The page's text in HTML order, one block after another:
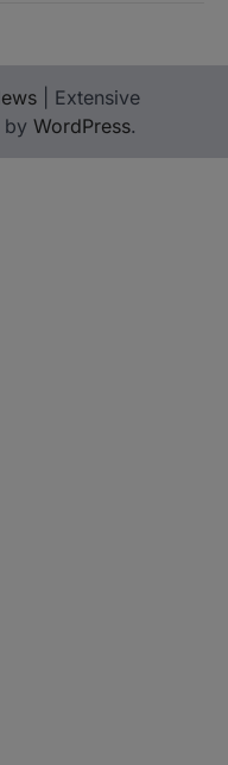
| Extensive
by WordPress.